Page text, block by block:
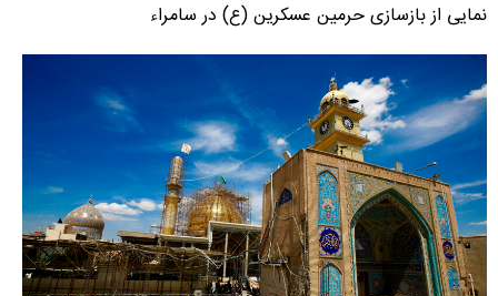
نمایی از بازسازی حرمین عسکرین (ع) در سامراء